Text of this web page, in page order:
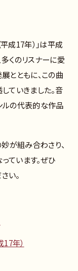
成17年）」は平成
くのリスナーに愛
とともに、この曲
ていきました。音
ルの代表的な作品
が組み合わさり、
ています。ぜひ
い。
年）